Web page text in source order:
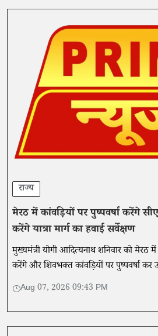
राज्य
मेरठ में कांवड़ियों पर पुष्पवर्षा करेंगे
करेंगे यात्रा मार्ग का हवाई सर्वेक्षण
मुख्यमंत्री योगी आदित्यनाथ शनिवार को मेरठ में
करेंगे और शिवभक्त कांवड़ियों पर पुष्पवर्षा कर
Aug 07, 2026 09:43 PM